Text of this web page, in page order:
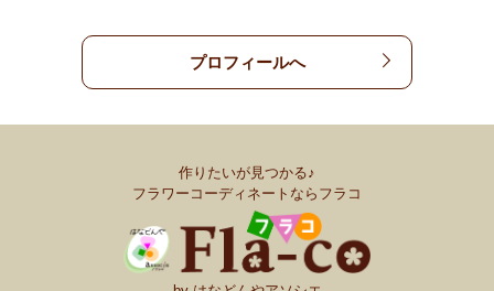
プロフィールへ
作りたいが見つかる♪
フラワーコーディネートならフラコ